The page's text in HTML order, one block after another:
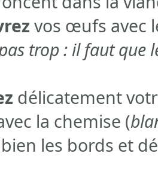
vos œufs avec
trop : il faut que
délicatement
la chemise (
bien les bords et